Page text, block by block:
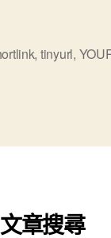
, tinyurl,
章搜尋